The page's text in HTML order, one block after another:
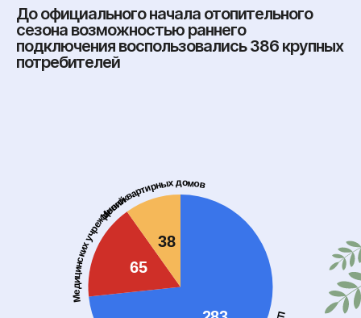
До официального начала отопительного
сезона возможностью раннего
подключения воспользовались 386 крупных
потребителей